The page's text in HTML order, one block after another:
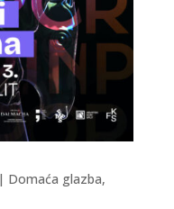
| Domaća glazba,